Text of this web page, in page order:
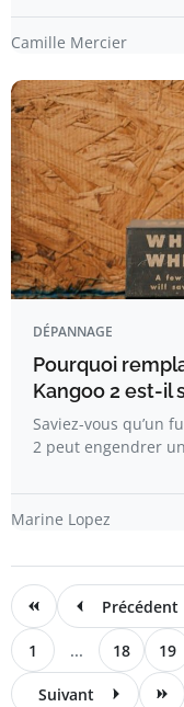
Camille Mercier
DÉPANNAGE
Pourquoi
Kangoo 2 est-il
Saviez-vous qu’un
2 peut engendrer
Marine Lopez
Précédent
1 ... 18 19
Suivant